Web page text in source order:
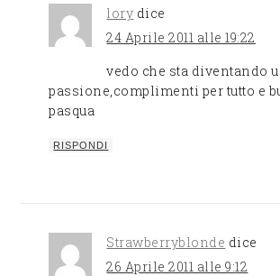
lory dice
24 Aprile 2011 alle 19:22
vedo che sta diventando
passione,complimenti per tutto e
pasqua
RISPONDI
Strawberryblonde dice
26 Aprile 2011 alle 9:12